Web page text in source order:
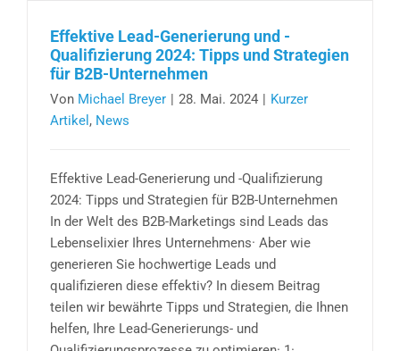
Effektive Lead-Generierung und -
Qualifizierung 2024: Tipps und Strategien
für B2B-Unternehmen
Von Michael Breyer | 28. Mai. 2024 | Kurzer
Artikel , News
Effektive Lead-Generierung und -Qualifizierung
2024: Tipps und Strategien für B2B-Unternehmen
In der Welt des B2B-Marketings sind Leads das
Lebenselixier Ihres Unternehmens· Aber wie
generieren Sie hochwertige Leads und
qualifizieren diese effektiv? In diesem Beitrag
teilen wir bewährte Tipps und Strategien, die Ihnen
helfen, Ihre Lead-Generierungs- und